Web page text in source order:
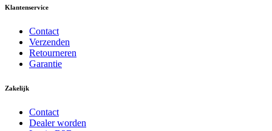
Klantenservice
Contact
Verzenden
Retourneren
Garantie
Zakelijk
Contact
Dealer worden